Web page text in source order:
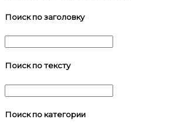
Поиск по заголовку
Поиск по тексту
Поиск по категории